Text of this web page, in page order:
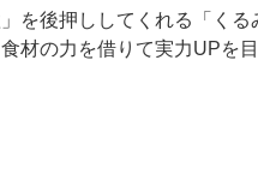
」を後押ししてくれる「く
材の力を借りて実力UPを